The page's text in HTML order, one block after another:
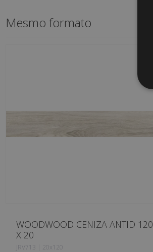
Mesmo formato
WOODWOOD CENIZA ANTID 120
X 20
JRV713 | 20x120